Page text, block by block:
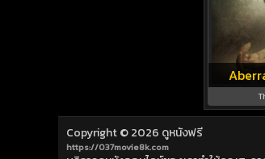
Copyright © 2026 ดูหนังฟรี
https://037movie8k.com